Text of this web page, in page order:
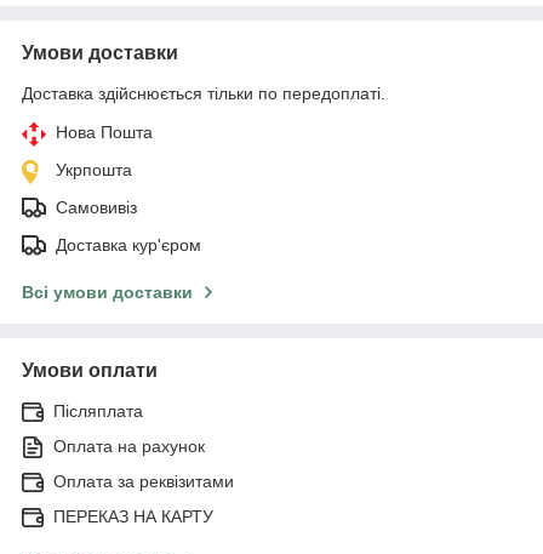
Умови доставки
Доставка здійснюється тільки по передоплаті.
Нова Пошта
Укрпошта
Самовивіз
Доставка кур'єром
Всі умови доставки
Умови оплати
Післяплата
Оплата на рахунок
Оплата за реквізитами
ПЕРЕКАЗ НА КАРТУ